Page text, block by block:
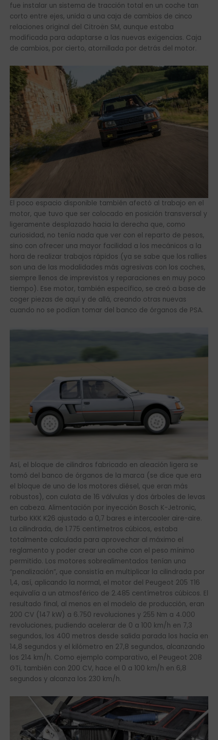
fue instalar un sistema de tracción total en un coche tan
corto entre ejes, unida a una caja de cambios de cinco
relaciones original del Citroën SM, aunque estaba
modificada para adaptarse a las nuevas exigencias. Caja
de cambios, por cierto, atornillada por detrás del motor.
El poco espacio disponible también afectó al trabajo en el
motor, que tuvo que ser colocado en posición transversal y
ligeramente desplazado hacia la derecha que, como
curiosidad, no tenía nada que ver con el reparto de pesos,
sino con ofrecer una mayor facilidad a los mecánicos a la
hora de realizar trabajos rápidos (ya se sabe que los rallies
son una de las modalidades más agresivas con los coches,
siempre llenos de imprevistos y reparaciones en muy poco
tiempo). Ese motor, también específico, se creó a base de
coger piezas de aquí y de allá, creando otras nuevas
cuando no se podían tomar del banco de órganos de PSA.
Así, el bloque de cilindros fabricado en aleación ligera se
tomó del banco de órganos de la marca (se dice que era
el bloque de uno de los motores diésel, que eran más
robustos), con culata de 16 válvulas y dos árboles de levas
en cabeza. Alimentación por inyección Bosch K-Jetronic,
turbo KKK K26 ajustado a 0,7 bares e intercooler aire-aire.
La cilindrada, de 1.775 centímetros cúbicos, estaba
totalmente calculada para aprovechar al máximo el
reglamento y poder crear un coche con el peso mínimo
permitido. Los motores sobrealimentados tenían una
“penalización”, que consistía en multiplicar la cilindrada por
1,4, así, aplicando la normal, el motor del Peugeot 205 T16
equivalía a un atmosférico de 2.485 centímetros cúbicos. El
resultado final, al menos en el modelo de producción, eran
200 CV (147 kW) a 6.750 revoluciones y 255 Nm a 4.000
revoluciones, pudiendo acelerar de 0 a 100 km/h en 7,3
segundos, los 400 metros desde salida parada los hacía en
14,8 segundos y el kilómetro en 27,8 segundos, alcanzando
los 214 km/h. Como ejemplo comparativo, el Peugeot 208
GTi, también con 200 CV, hace el 0 a 100 km/h en 6,8
segundos y alcanza los 230 km/h.